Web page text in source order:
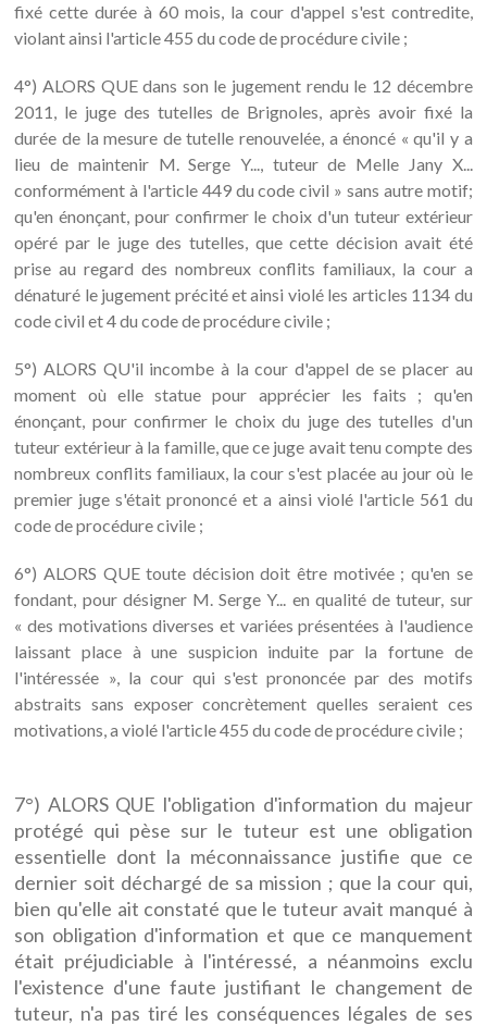
fixé cette durée à 60 mois, la cour d'appel s'est contredite,
violant ainsi l'article 455 du code de procédure civile ;
4°) ALORS QUE dans son le jugement rendu le 12 décembre
2011, le juge des tutelles de Brignoles, après avoir fixé la
durée de la mesure de tutelle renouvelée, a énoncé « qu'il y a
lieu de maintenir M. Serge Y..., tuteur de Melle Jany X...
conformément à l'article 449 du code civil » sans autre motif;
qu'en énonçant, pour confirmer le choix d'un tuteur extérieur
opéré par le juge des tutelles, que cette décision avait été
prise au regard des nombreux conflits familiaux, la cour a
dénaturé le jugement précité et ainsi violé les articles 1134 du
code civil et 4 du code de procédure civile ;
5°) ALORS QU'il incombe à la cour d'appel de se placer au
moment où elle statue pour apprécier les faits ; qu'en
énonçant, pour confirmer le choix du juge des tutelles d'un
tuteur extérieur à la famille, que ce juge avait tenu compte des
nombreux conflits familiaux, la cour s'est placée au jour où le
premier juge s'était prononcé et a ainsi violé l'article 561 du
code de procédure civile ;
6°) ALORS QUE toute décision doit être motivée ; qu'en se
fondant, pour désigner M. Serge Y... en qualité de tuteur, sur
« des motivations diverses et variées présentées à l'audience
laissant place à une suspicion induite par la fortune de
l'intéressée », la cour qui s'est prononcée par des motifs
abstraits sans exposer concrètement quelles seraient ces
motivations, a violé l'article 455 du code de procédure civile ;
7°) ALORS QUE l'obligation d'information du majeur
protégé qui pèse sur le tuteur est une obligation
essentielle dont la méconnaissance justifie que ce
dernier soit déchargé de sa mission ; que la cour qui,
bien qu'elle ait constaté que le tuteur avait manqué à
son obligation d'information et que ce manquement
était préjudiciable à l'intéressé, a néanmoins exclu
l'existence d'une faute justifiant le changement de
tuteur, n'a pas tiré les conséquences légales de ses